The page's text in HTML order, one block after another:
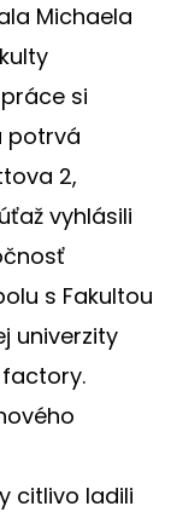
Michaela
si
potrvá
2,
vyhlásili
s Fakultou
univerzity
citlivo ladili